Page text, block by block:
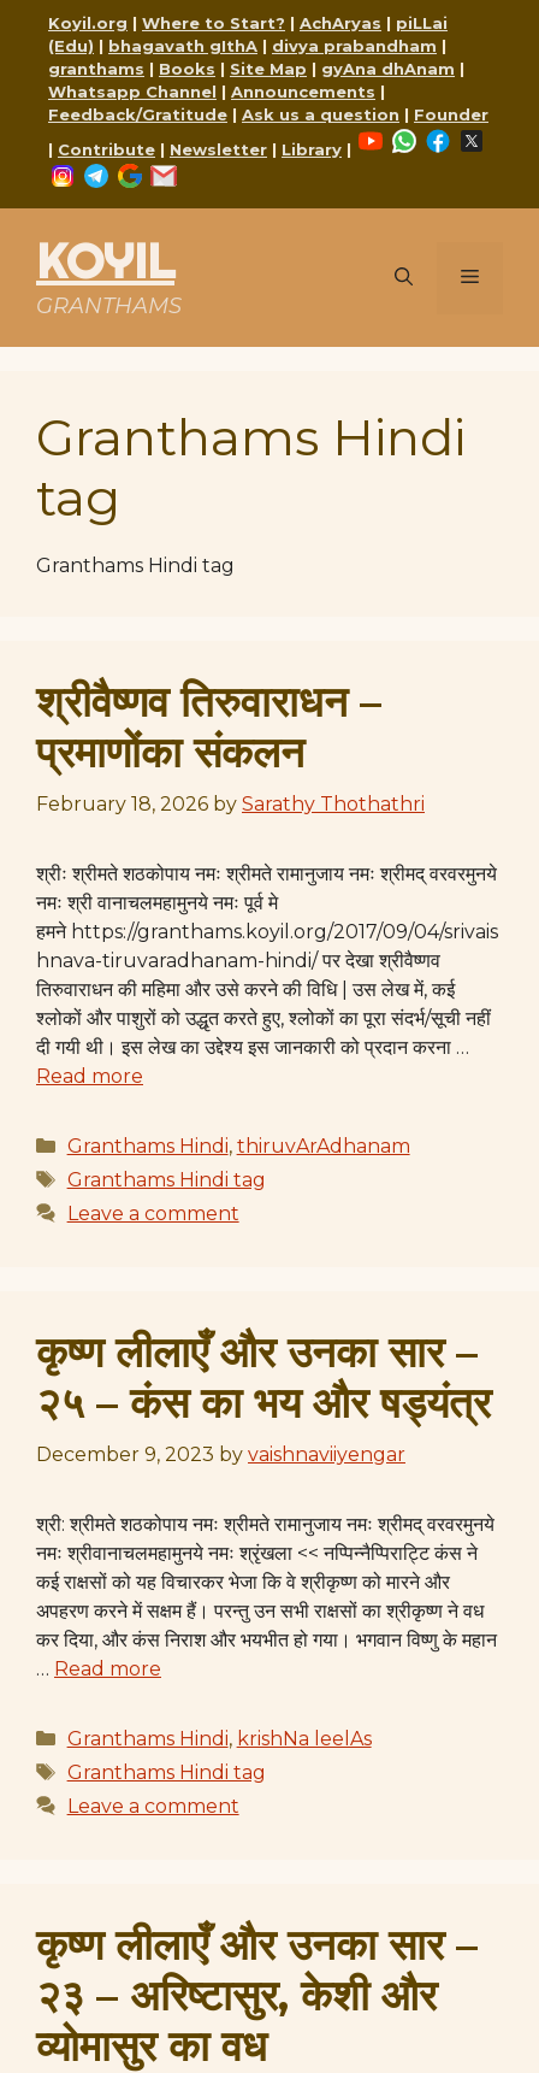
content
Koyil.org | Where to Start? | AchAryas | piLLai
(Edu) | bhagavath gIthA | divya prabandham |
granthams | Books | Site Map | gyAna dhAnam |
Whatsapp Channel | Announcements |
Feedback/Gratitude | Ask us a question | Founder
| Contribute | Newsletter | Library |
YouTubeWhatsApp
Facebook
Instagram
Telegram
Google
KOYIL
GRANTHAMS
Menu
Granthams Hindi
tag
Granthams Hindi tag
श्रीवैष्णव तिरुवाराधन –
प्रमाणोंका संकलन
February 18, 2026 by Sarathy Thothathri
श्रीः श्रीमते शठकोपाय नमः श्रीमते रामानुजाय नमः श्रीमद् वरवरमुनये
नमः श्री वानाचलमहामुनये नमः पूर्व मे
हमने https://granthams.koyil.org/2017/09/04/srivais
hnava-tiruvaradhanam-hindi/ पर देखा श्रीवैष्णव
तिरुवाराधन की महिमा और उसे करने की विधि | उस लेख में, कई
श्लोकों और पाशुरों को उद्धृत करते हुए, श्लोकों का पूरा संदर्भ/सूची नहीं
दी गयी थी। इस लेख का उद्देश्य इस जानकारी को प्रदान करना …
Read more
Categories
Granthams Hindi, thiruvArAdhanam
Tags
Granthams Hindi tag
Leave a comment
कृष्ण लीलाएँ और उनका सार –
२५ – कंस का भय और षड्यंत्र
December 9, 2023 by vaishnaviiyengar
श्री: श्रीमते शठकोपाय नमः श्रीमते रामानुजाय नमः श्रीमद् वरवरमुनये
नमः श्रीवानाचलमहामुनये नमः श्रृंखला << नप्पिन्नैप्पिराट्टि कंस ने
कई राक्षसों को यह विचारकर भेजा कि वे श्रीकृष्ण को मारने और
अपहरण करने में सक्षम हैं। परन्तु उन सभी राक्षसों का श्रीकृष्ण ने वध
कर दिया, और कंस निराश और भयभीत हो गया। भगवान विष्णु के महान
… Read more
Categories
Granthams Hindi, krishNa leelAs
Tags
Granthams Hindi tag
Leave a comment
कृष्ण लीलाएँ और उनका सार –
२३ – अरिष्टासुर, केशी और
व्योमासुर का वध